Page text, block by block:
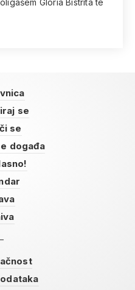
Gloria Bistrita te
se
se
događa